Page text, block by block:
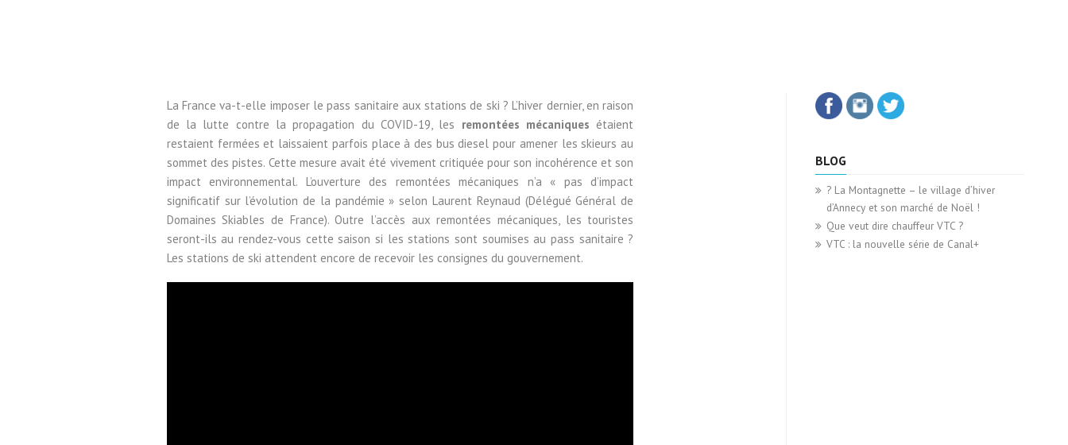
La France va-t-elle imposer le pass sanitaire aux stations de ski ? L’hiver dernier, en raison
de la lutte contre la propagation du COVID-19, les remontées mécaniques étaient
restaient fermées et laissaient parfois place à des bus diesel pour amener les skieurs au
sommet des pistes. Cette mesure avait été vivement critiquée pour son incohérence et son
impact environnemental. L’ouverture des remontées mécaniques n’a « pas d’impact
significatif sur l’évolution de la pandémie » selon Laurent Reynaud (Délégué Général de
Domaines Skiables de France). Outre l’accès aux remontées mécaniques, les touristes
seront-ils au rendez-vous cette saison si les stations sont soumises au pass sanitaire ?
Les stations de ski attendent encore de recevoir les consignes du gouvernement.
BLOG
? La Montagnette – le village d’hiver
d’Annecy et son marché de Noël !
Que veut dire chauffeur VTC ?
VTC : la nouvelle série de Canal+